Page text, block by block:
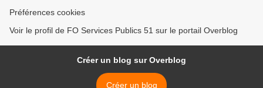
Préférences cookies
Voir le profil de FO Services Publics 51 sur le portail Overblog
Créer un blog sur Overblog
Créer un blog